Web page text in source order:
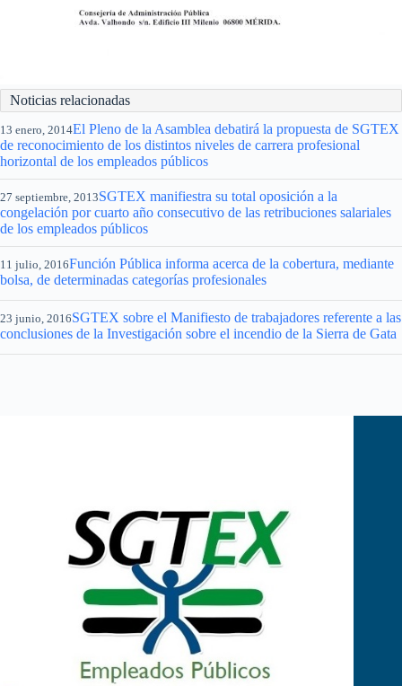
Noticias relacionadas
13 enero, 2014El Pleno de la Asamblea debatirá la propuesta de SGTEX
de reconocimiento de los distintos niveles de carrera profesional
horizontal de los empleados públicos
27 septiembre, 2013SGTEX manifiestra su total oposición a la
congelación por cuarto año consecutivo de las retribuciones salariales
de los empleados públicos
11 julio, 2016Función Pública informa acerca de la cobertura, mediante
bolsa, de determinadas categorías profesionales
23 junio, 2016SGTEX sobre el Manifiesto de trabajadores referente a las
conclusiones de la Investigación sobre el incendio de la Sierra de Gata